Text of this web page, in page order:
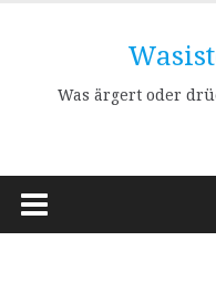
Was ärgert oder